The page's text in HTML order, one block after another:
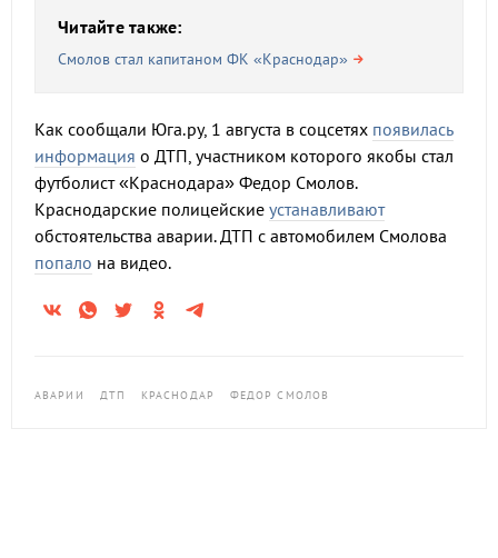
Читайте также:
Смолов стал капитаном ФК «Краснодар»
Как сообщали Юга.ру, 1 августа в соцсетях появилась
информация о ДТП, участником которого якобы стал
футболист «Краснодара» Федор Смолов.
Краснодарские полицейские устанавливают
обстоятельства аварии. ДТП с автомобилем Смолова
попало на видео.
АВАРИИ ДТП КРАСНОДАР ФЕДОР СМОЛОВ